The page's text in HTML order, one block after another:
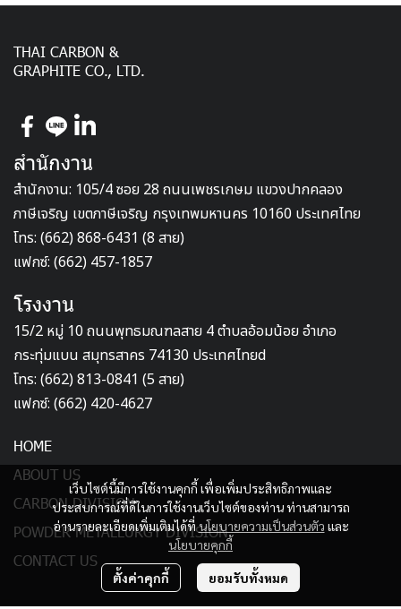
เว็บไซต์นี้มีการใช้งานคุกกี้ เพื่อเพิ่มประสิทธิภาพและ
ประสบการณ์ที่ดีในการใช้งานเว็บไซต์ของท่าน ท่านสามารถ
อ่านรายละเอียดเพิ่มเติมได้ที่นโยบายความเป็นส่วนตัว และ
นโยบายคุกกี้
ตั้งค่าคุกกี้ ยอมรับทั้งหมด
THAI CARBON &
GRAPHITE CO., LTD.
สำนักงาน
สำนักงาน: 105/4 ซอย 28 ถนนเพชรเกษม แขวงปากคลอง
ภาษีเจริญ เขตภาษีเจริญ กรุงเทพมหานคร 10160 ประเทศไทย
โทร: (662) 868-6431 (8 สาย)
แฟกซ์: (662) 457-1857
โรงงาน
15/2 หมู่ 10 ถนนพุทธมณฑลสาย 4 ตำบลอ้อมน้อย อำเภอ
กระทุ่มแบน สมุทรสาคร 74130 ประเทศไทยd
โทร: (662) 813-0841 (5 สาย)
แฟกซ์: (662) 420-4627
HOME
ABOUT US
CARBON DIVISION
POWDER METALLURGY DIVISION
CONTACT US